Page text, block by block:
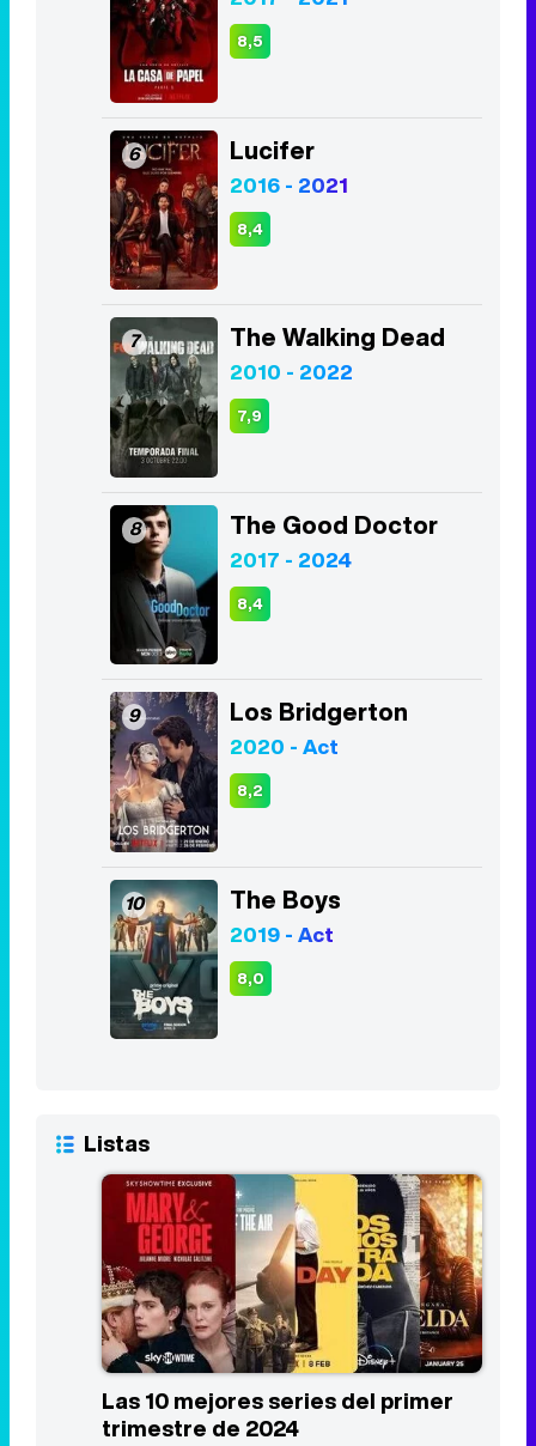
8,5
6 Lucifer
2016 - 2021
8,4
7 The Walking Dead
2010 - 2022
7,9
8 The Good Doctor
2017 - 2024
8,4
9 Los Bridgerton
2020 - Act
8,2
10 The Boys
2019 - Act
8,0
Listas
Las 10 mejores series del primer
trimestre de 2024